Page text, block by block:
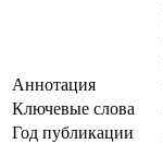
Аннотация
Ключевые cлова
Год публикации